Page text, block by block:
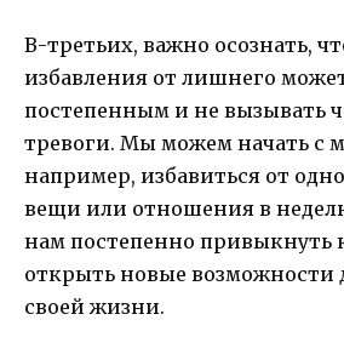
В-третьих, важно осознать,
избавления от лишнего
постепенным и не вызывать
тревоги. Мы можем начать с
например, избавиться от
вещи или отношения в
нам постепенно привыкнуть
открыть новые возможности
своей жизни.